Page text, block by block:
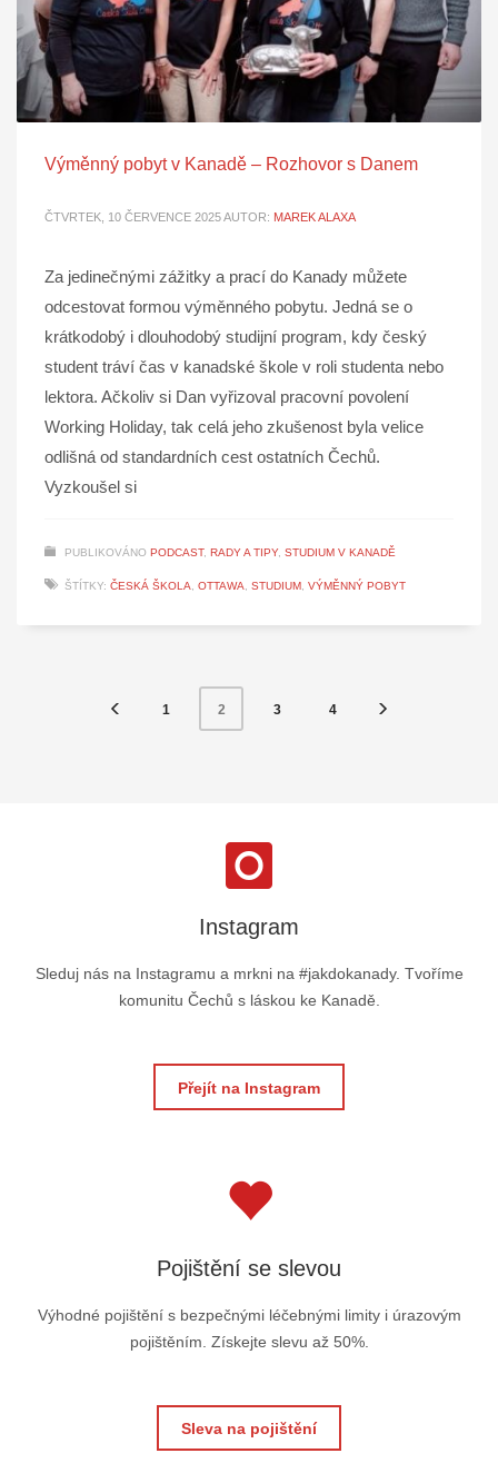
Výměnný pobyt v Kanadě – Rozhovor s Danem
ČTVRTEK, 10 ČERVENCE 2025AUTOR: MAREK ALAXA
Za jedinečnými zážitky a prací do Kanady můžete
odcestovat formou výměnného pobytu. Jedná se o
krátkodobý i dlouhodobý studijní program, kdy český
student tráví čas v kanadské škole v roli studenta nebo
lektora. Ačkoliv si Dan vyřizoval pracovní povolení
Working Holiday, tak celá jeho zkušenost byla velice
odlišná od standardních cest ostatních Čechů.
Vyzkoušel si
PUBLIKOVÁNO PODCAST, RADY A TIPY, STUDIUM V KANADĚ
ŠTÍTKY: ČESKÁ ŠKOLA, OTTAWA, STUDIUM, VÝMĚNNÝ POBYT
1 2 3 4
Instagram
Sleduj nás na Instagramu a mrkni na #jakdokanady. Tvoříme
komunitu Čechů s láskou ke Kanadě.
Přejít na Instagram
Pojištění se slevou
Výhodné pojištění s bezpečnými léčebnými limity i úrazovým
pojištěním. Získejte slevu až 50%.
Sleva na pojištění